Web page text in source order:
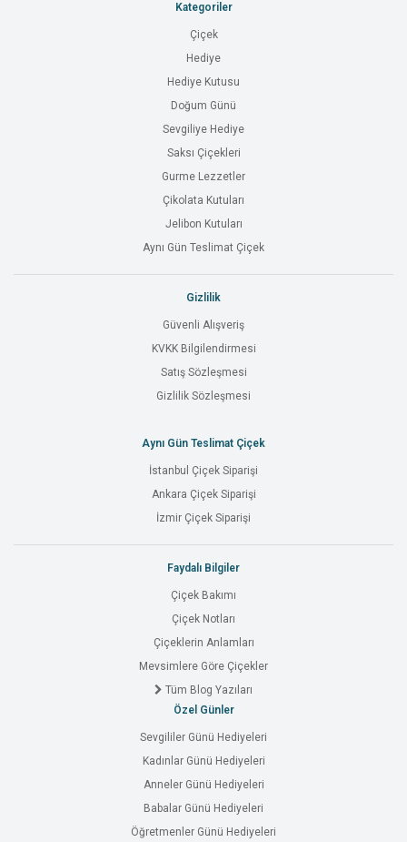
Kategoriler
Çiçek
Hediye
Hediye Kutusu
Doğum Günü
Sevgiliye Hediye
Saksı Çiçekleri
Gurme Lezzetler
Çikolata Kutuları
Jelibon Kutuları
Aynı Gün Teslimat Çiçek
Gizlilik
Güvenli Alışveriş
KVKK Bilgilendirmesi
Satış Sözleşmesi
Gizlilik Sözleşmesi
Aynı Gün Teslimat Çiçek
İstanbul Çiçek Siparişi
Ankara Çiçek Siparişi
İzmir Çiçek Siparişi
Faydalı Bilgiler
Çiçek Bakımı
Çiçek Notları
Çiçeklerin Anlamları
Mevsimlere Göre Çiçekler
Tüm Blog Yazıları
Özel Günler
Sevgililer Günü Hediyeleri
Kadınlar Günü Hediyeleri
Anneler Günü Hediyeleri
Babalar Günü Hediyeleri
Öğretmenler Günü Hediyeleri